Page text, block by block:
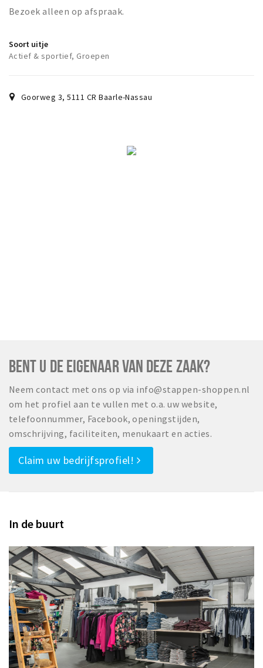
Partner worden
Bezoek alleen op afspraak.
Soort uitje
Actief & sportief, Groepen
Goorweg 3,5111 CR Baarle-Nassau
BENT U DE EIGENAAR VAN DEZE ZAAK?
Neem contact met ons op via info@stappen-shoppen.nl
om het profiel aan te vullen met o.a. uw website,
telefoonnummer, Facebook, openingstijden,
omschrijving, faciliteiten, menukaart en acties.
Claim uw bedrijfsprofiel!
In de buurt